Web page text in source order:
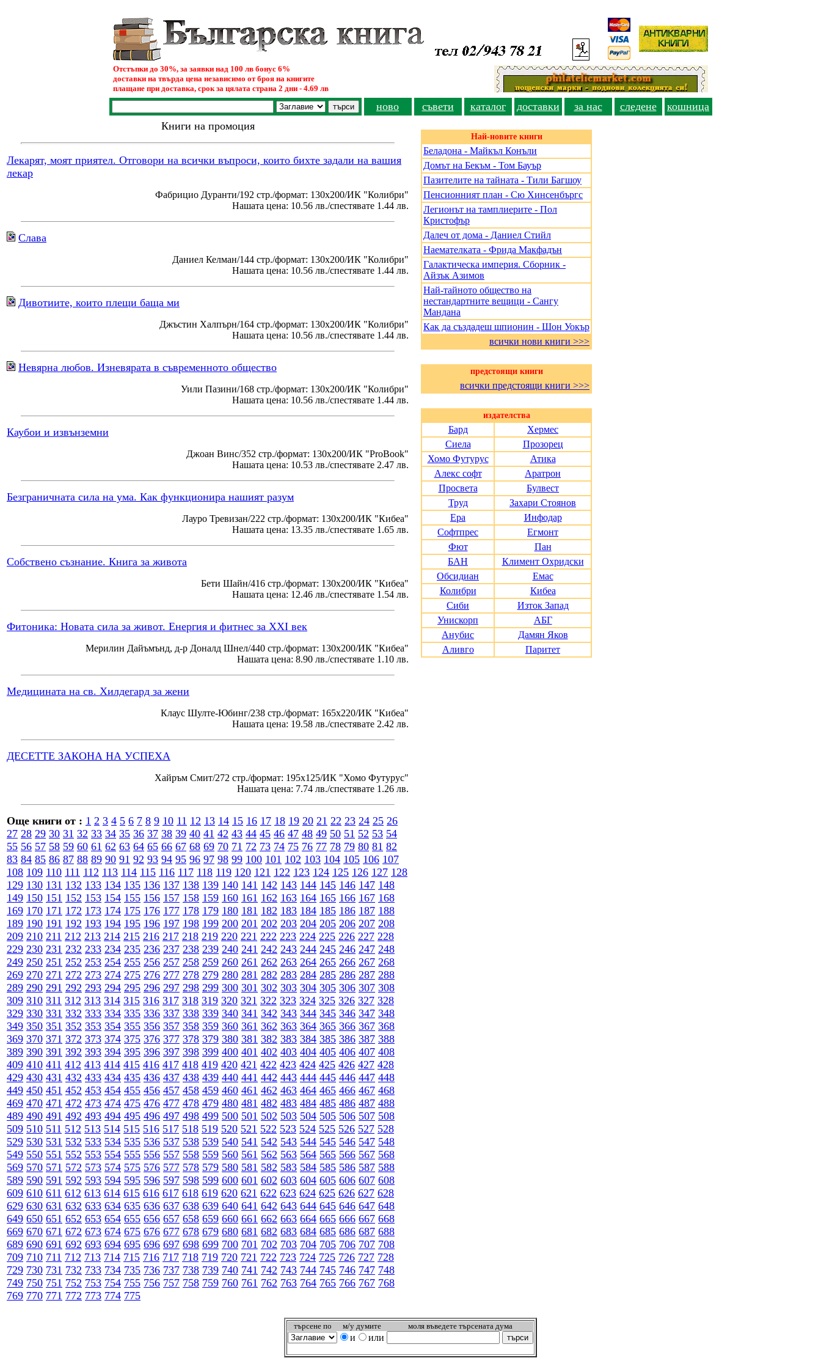
Отстъпки до 30%, за заявки над 100 лв бонус 6%
доставки на твърда цена независимо от броя на книгите
плащане при доставка, срок за цялата страна 2 дни - 4.69 лв
ново съвети каталог доставки за нас следене
кошница
Книги на промоция
Лекарят, моят приятел. Отговори на всички въпроси, които бихте задали на вашия
лекар
Фабрицио Дуранти/192 стр./формат: 130х200/ИК "Колибри"
Нашата цена: 10.56 лв./спестявате 1.44 лв.
Слава
Даниел Келман/144 стр./формат: 130х200/ИК "Колибри"
Нашата цена: 10.56 лв./спестявате 1.44 лв.
Дивотиите, които плещи баща ми
Джъстин Халпърн/164 стр./формат: 130х200/ИК "Колибри"
Нашата цена: 10.56 лв./спестявате 1.44 лв.
Невярна любов. Изневярата в съвременното общество
Уили Пазини/168 стр./формат: 130х200/ИК "Колибри"
Нашата цена: 10.56 лв./спестявате 1.44 лв.
Каубои и извънземни
Джоан Винс/352 стр./формат: 130х200/ИК "ProBook"
Нашата цена: 10.53 лв./спестявате 2.47 лв.
Безграничната сила на ума. Как функционира нашият разум
Лауро Тревизан/222 стр./формат: 130х200/ИК "Кибеа"
Нашата цена: 13.35 лв./спестявате 1.65 лв.
Собствено съзнание. Книга за живота
Бети Шайн/416 стр./формат: 130х200/ИК "Кибеа"
Нашата цена: 12.46 лв./спестявате 1.54 лв.
Фитоника: Новата сила за живот. Енергия и фитнес за XXI век
Мерилин Дайъмънд, д-р Доналд Шнел/440 стр./формат: 130х200/ИК "Кибеа"
Нашата цена: 8.90 лв./спестявате 1.10 лв.
Медицината на св. Хилдегард за жени
Клаус Шулте-Юбинг/238 стр./формат: 165х220/ИК "Кибеа"
Нашата цена: 19.58 лв./спестявате 2.42 лв.
ДЕСЕТТЕ ЗАКОНА НА УСПЕХА
Хайръм Смит/272 стр./формат: 195x125/ИК "Хомо Футурус"
Нашата цена: 7.74 лв./спестявате 1.26 лв.
Още книги от : 1 2 3 4 5 6 7 8 9 10 11 12 13 14 15 16 17 18 19 20 21 22 23 24 25 26
27 28 29 30 31 32 33 34 35 36 37 38 39 40 41 42 43 44 45 46 47 48 49 50 51 52 53 54
55 56 57 58 59 60 61 62 63 64 65 66 67 68 69 70 71 72 73 74 75 76 77 78 79 80 81 82
83 84 85 86 87 88 89 90 91 92 93 94 95 96 97 98 99 100 101 102 103 104 105 106 107
108 109 110 111 112 113 114 115 116 117 118 119 120 121 122 123 124 125 126 127 128
129 130 131 132 133 134 135 136 137 138 139 140 141 142 143 144 145 146 147 148
149 150 151 152 153 154 155 156 157 158 159 160 161 162 163 164 165 166 167 168
169 170 171 172 173 174 175 176 177 178 179 180 181 182 183 184 185 186 187 188
189 190 191 192 193 194 195 196 197 198 199 200 201 202 203 204 205 206 207 208
209 210 211 212 213 214 215 216 217 218 219 220 221 222 223 224 225 226 227 228
229 230 231 232 233 234 235 236 237 238 239 240 241 242 243 244 245 246 247 248
249 250 251 252 253 254 255 256 257 258 259 260 261 262 263 264 265 266 267 268
269 270 271 272 273 274 275 276 277 278 279 280 281 282 283 284 285 286 287 288
289 290 291 292 293 294 295 296 297 298 299 300 301 302 303 304 305 306 307 308
309 310 311 312 313 314 315 316 317 318 319 320 321 322 323 324 325 326 327 328
329 330 331 332 333 334 335 336 337 338 339 340 341 342 343 344 345 346 347 348
349 350 351 352 353 354 355 356 357 358 359 360 361 362 363 364 365 366 367 368
369 370 371 372 373 374 375 376 377 378 379 380 381 382 383 384 385 386 387 388
389 390 391 392 393 394 395 396 397 398 399 400 401 402 403 404 405 406 407 408
409 410 411 412 413 414 415 416 417 418 419 420 421 422 423 424 425 426 427 428
429 430 431 432 433 434 435 436 437 438 439 440 441 442 443 444 445 446 447 448
449 450 451 452 453 454 455 456 457 458 459 460 461 462 463 464 465 466 467 468
469 470 471 472 473 474 475 476 477 478 479 480 481 482 483 484 485 486 487 488
489 490 491 492 493 494 495 496 497 498 499 500 501 502 503 504 505 506 507 508
509 510 511 512 513 514 515 516 517 518 519 520 521 522 523 524 525 526 527 528
529 530 531 532 533 534 535 536 537 538 539 540 541 542 543 544 545 546 547 548
549 550 551 552 553 554 555 556 557 558 559 560 561 562 563 564 565 566 567 568
569 570 571 572 573 574 575 576 577 578 579 580 581 582 583 584 585 586 587 588
589 590 591 592 593 594 595 596 597 598 599 600 601 602 603 604 605 606 607 608
609 610 611 612 613 614 615 616 617 618 619 620 621 622 623 624 625 626 627 628
629 630 631 632 633 634 635 636 637 638 639 640 641 642 643 644 645 646 647 648
649 650 651 652 653 654 655 656 657 658 659 660 661 662 663 664 665 666 667 668
669 670 671 672 673 674 675 676 677 678 679 680 681 682 683 684 685 686 687 688
689 690 691 692 693 694 695 696 697 698 699 700 701 702 703 704 705 706 707 708
709 710 711 712 713 714 715 716 717 718 719 720 721 722 723 724 725 726 727 728
729 730 731 732 733 734 735 736 737 738 739 740 741 742 743 744 745 746 747 748
749 750 751 752 753 754 755 756 757 758 759 760 761 762 763 764 765 766 767 768
769 770 771 772 773 774 775
Най-новите книги
Беладона - Майкъл Конъли
Домът на Бекъм - Том Бауър
Пазителите на тайната - Тили Багшоу
Пенсионният план - Сю Хинсенбъргс
Легионът на тамплиерите - Пол
Кристофър
Далеч от дома - Даниел Стийл
Наемателката - Фрида Макфадън
Галактическа империя. Сборник -
Айзък Азимов
Най-тайното общество на
нестандартните вещици - Сангу
Мандана
Как да създадеш шпионин - Шон Уокър
всички нови книги >>>
предстоящи книги
всички предстоящи книги >>>
издателства
Бард
Хермес
Сиела
Прозорец
Хомо Футурус
Атика
Алекс софт
Аратрон
Просвета
Булвест
Труд
Захари Стоянов
Ера
Инфодар
Софтпрес
Егмонт
Фют
Пан
БАН
Климент Охридски
Обсидиан
Емас
Колибри
Кибеа
Сиби
Изток Запад
Унискорп
АБГ
Анубис
Дамян Яков
Аливго
Паритет
търсeне по м/у думите моля въведете търсената дума
и или